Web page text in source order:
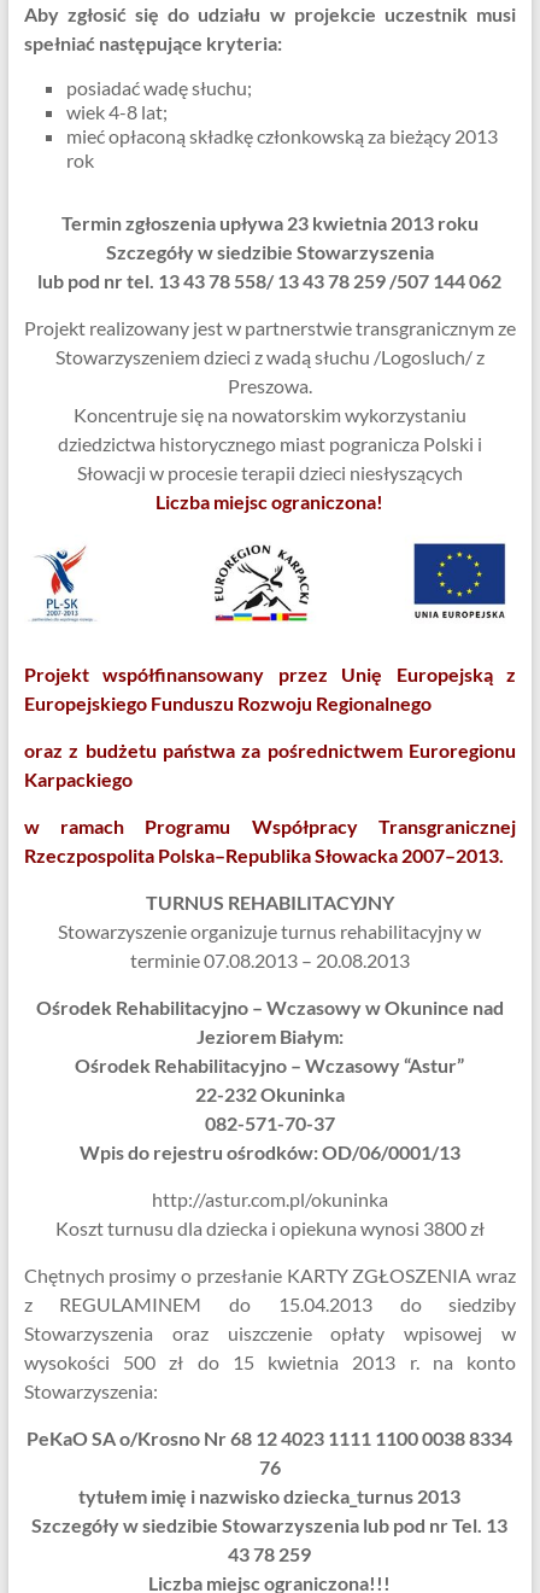
Aby zgłosić się do udziału w projekcie uczestnik musi
spełniać następujące kryteria:
posiadać wadę słuchu;
wiek 4-8 lat;
mieć opłaconą składkę członkowską za bieżący 2013
rok
Termin zgłoszenia upływa 23 kwietnia 2013 roku
Szczegóły w siedzibie Stowarzyszenia
lub pod nr tel. 13 43 78 558/ 13 43 78 259 /507 144 062
Projekt realizowany jest w partnerstwie transgranicznym ze
Stowarzyszeniem dzieci z wadą słuchu /Logosluch/ z
Preszowa.
Koncentruje się na nowatorskim wykorzystaniu
dziedzictwa historycznego miast pogranicza Polski i
Słowacji w procesie terapii dzieci niesłyszących
Liczba miejsc ograniczona!
Projekt współfinansowany przez Unię Europejską z
Europejskiego Funduszu Rozwoju Regionalnego
oraz z budżetu państwa za pośrednictwem Euroregionu
Karpackiego
w ramach Programu Współpracy Transgranicznej
Rzeczpospolita Polska–Republika Słowacka 2007–2013.
TURNUS REHABILITACYJNY
Stowarzyszenie organizuje turnus rehabilitacyjny w
terminie 07.08.2013 – 20.08.2013
Ośrodek Rehabilitacyjno – Wczasowy w Okunince nad
Jeziorem Białym:
Ośrodek Rehabilitacyjno – Wczasowy “Astur”
22-232 Okuninka
082-571-70-37
Wpis do rejestru ośrodków: OD/06/0001/13
http://astur.com.pl/okuninka
Koszt turnusu dla dziecka i opiekuna wynosi 3800 zł
Chętnych prosimy o przesłanie KARTY ZGŁOSZENIA wraz
z REGULAMINEM do 15.04.2013 do siedziby
Stowarzyszenia oraz uiszczenie opłaty wpisowej w
wysokości 500 zł do 15 kwietnia 2013 r. na konto
Stowarzyszenia:
PeKaO SA o/Krosno Nr 68 12 4023 1111 1100 0038 8334
76
tytułem imię i nazwisko dziecka_turnus 2013
Szczegóły w siedzibie Stowarzyszenia lub pod nr Tel. 13
43 78 259
Liczba miejsc ograniczona!!!